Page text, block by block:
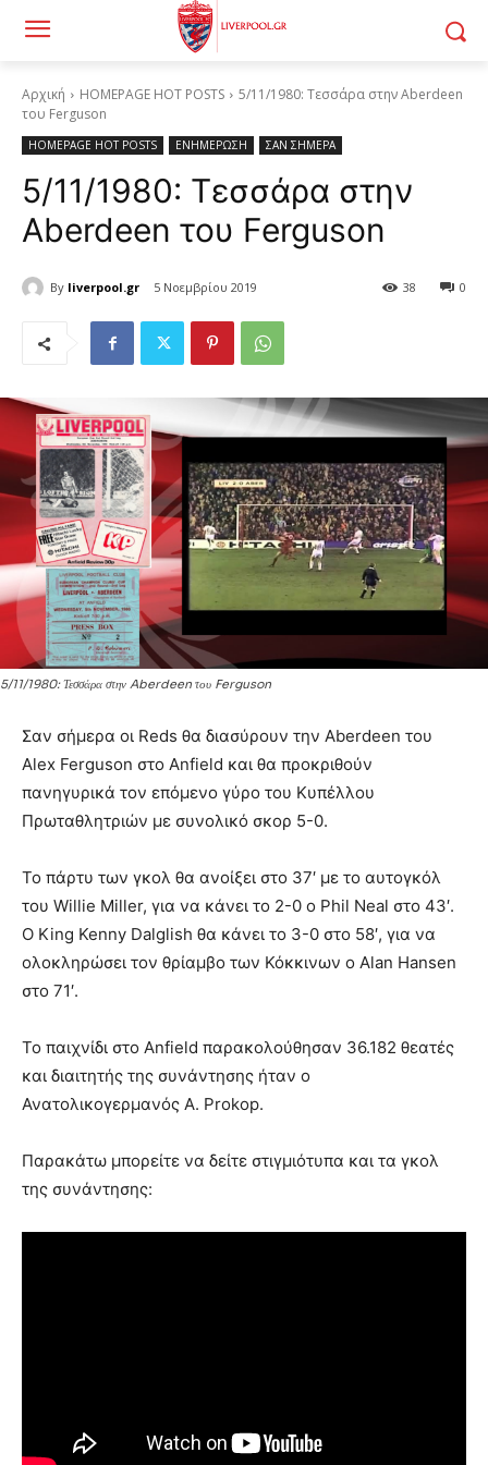
Αρχική HOMEPAGE HOT POSTS
5/11/1980: Τεσσάρα στην Aberdeen
του Ferguson
HOMEPAGE HOT POSTS ΕΝΗΜΕΡΩΣΗ ΣΑΝ ΣΗΜΕΡΑ
5/11/1980: Τεσσάρα στην
Aberdeen του Ferguson
By liverpool.gr 5 Νοεμβρίου 2019 0
38
5/11/1980: Τεσσάρα στην Aberdeen του Ferguson
Σαν σήμερα οι Reds θα διασύρουν την Aberdeen του
Alex Ferguson στο Anfield και θα προκριθούν
πανηγυρικά τον επόμενο γύρο του Κυπέλλου
Πρωταθλητριών με συνολικό σκορ 5-0.
Το πάρτυ των γκολ θα ανοίξει στο 37′ με το αυτογκόλ
του Willie Miller, για να κάνει το 2-0 ο Phil Neal στο 43′.
Ο King Kenny Dalglish θα κάνει το 3-0 στο 58′, για να
ολοκληρώσει τον θρίαμβο των Κόκκινων ο Alan Hansen
στο 71′.
Το παιχνίδι στο Anfield παρακολούθησαν 36.182 θεατές
και διαιτητής της συνάντησης ήταν ο
Ανατολικογερμανός A. Prokop.
Παρακάτω μπορείτε να δείτε στιγμιότυπα και τα γκολ
της συνάντησης: